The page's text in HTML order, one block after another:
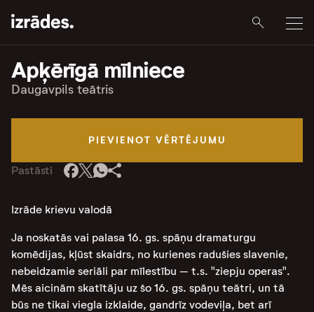
Apķērīgā mīlniece
Daugavpils teātris
PIEVIENOT VĒRTĒJUMU
Pastāsti
Izrāde krievu valodā
Ja noskatās vai palasa 16. gs. spāņu dramaturgu
komēdijas, kļūst skaidrs, no kurienes radušies slavenie,
nebeidzamie seriāli par mīlestību – t.s. "ziepju operas".
Mēs aicinām skatītāju uz šo 16. gs. spāņu teātri, un tā
būs ne tikai viegla izklaide, gandrīz vodeviļa, bet arī